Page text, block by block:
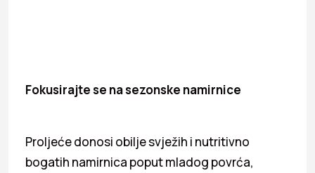
Fokusirajte se na sezonske namirnice
Proljeće donosi obilje svježih i nutritivno
bogatih namirnica poput mladog povrća,